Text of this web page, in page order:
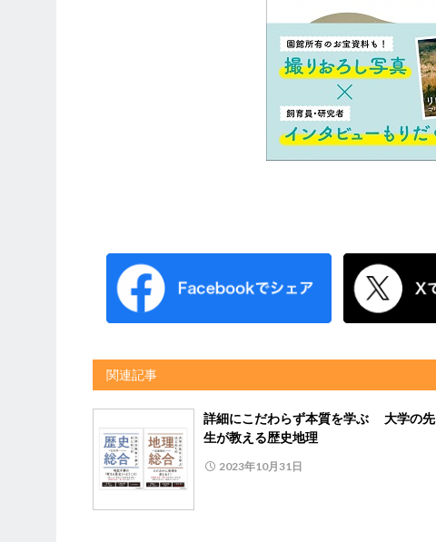
関連記事
詳細にこだわらず本質を学ぶ 大学の先
生が教える歴史地理
2023年10月31日